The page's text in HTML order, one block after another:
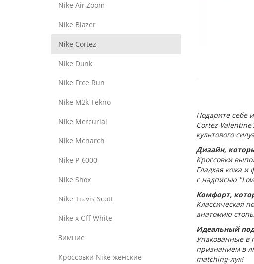
Nike Air Zoom
Nike Blazer
Nike Cortez
Nike Dunk
Nike Free Run
Nike M2k Tekno
Nike Mercurial
Nike Monarch
Nike P-6000
Nike Shox
Nike Travis Scott
Nike x Off White
Зимние
Кроссовки Nike женские
Подарите себе
Cortez
культового
Дизайн,
Кроссовки
Гладкая кожа и
с надписью
Комфорт,
Классическая
анатомию
Идеальный
Упакованные в
признанием в
matching-лук!